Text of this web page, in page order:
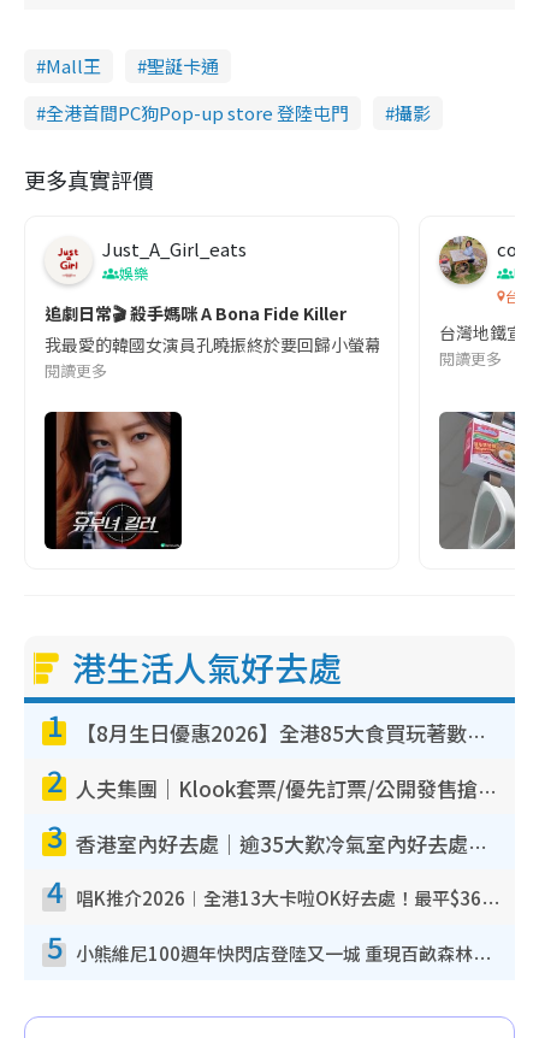
Mall王
聖誕卡通
全港首間PC狗Pop-up store 登陸屯門
攝影
更多真實評價
Just_A_Girl_eats
娛樂
追劇日常🎬 殺手媽咪 A Bona Fide Killer
我最愛的韓國女演員孔曉振終於要回歸小螢幕啦!這次的劇本改編
閱讀更多
co
吹
台灣
台灣地鐵宣
閱讀更多
港生活人氣好去處
1 【8月生日優惠2026】全港85大食買玩著數攻略 自助餐/火鍋放題同行免費＋誠品/DONKI送現金券
2 人夫集團｜Klook套票/優先訂票/公開發售搶飛攻略！附票價.購票連結.場地座位表
3 香港室內好去處｜逾35大歎冷氣室內好去處推介 室內活動免費避雨無懼落雨
4 唱K推介2026︱全港13大卡啦OK好去處！最平$36起 日文K都有！(附地址+收費詳情)
5 小熊維尼100週年快閃店登陸又一城 重現百畝森林經典場景／獨家限定盲盒登場／專屬DIY香水